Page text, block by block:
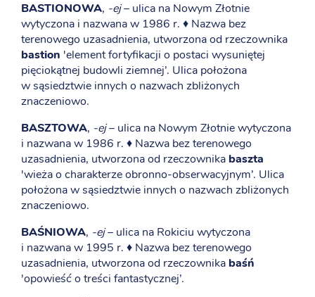
BASTIONOWA, -ej– ulica na Nowym Złotnie
wytyczona i nazwana w 1986 r. ♦ Nazwa bez
terenowego uzasadnienia, utworzona od rzeczownika
bastion 'element fortyfikacji o postaci wysuniętej
pięciokątnej budowli ziemnej’. Ulica położona
w sąsiedztwie innych o nazwach zbliżonych
znaczeniowo.
BASZTOWA, -ej– ulica na Nowym Złotnie wytyczona
i nazwana w 1986 r. ♦ Nazwa bez terenowego
uzasadnienia, utworzona od rzeczownika baszta
'wieża o charakterze obronno-obserwacyjnym’. Ulica
położona w sąsiedztwie innych o nazwach zbliżonych
znaczeniowo.
BAŚNIOWA, -ej– ulica na Rokiciu wytyczona
i nazwana w 1995 r. ♦ Nazwa bez terenowego
uzasadnienia, utworzona od rzeczownika baśń
'opowieść o treści fantastycznej’.